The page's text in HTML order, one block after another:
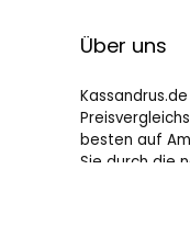
Über uns
besten auf
Sie durch die